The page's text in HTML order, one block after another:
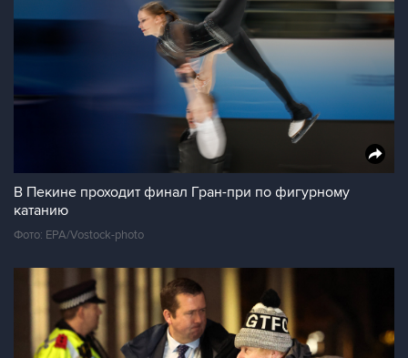
В Пекине проходит финал Гран-при по фигурному
катанию
Фото: EPA/Vostock-photo